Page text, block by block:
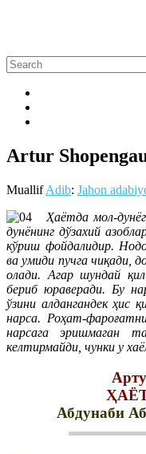
Artur
MuallifAdib: Jahon
Ҳаётда мол-
дунёнинг дўзахий
кўриш фойдалидир.
ва умиди пучга чиқади,
олади. Агар шундай
бериб юраверади. Бу
ўзини алдангандек ҳис
нарса. Роҳат-
нарсага эришмаган
келтирмайди, чунки у
Абдунаби